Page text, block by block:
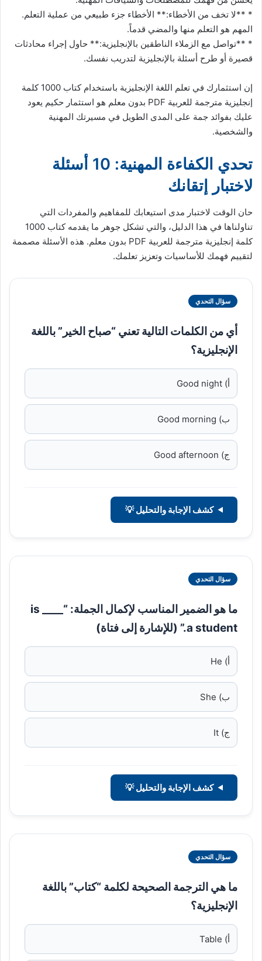
* **لا تخف من الأخطاء:** الأخطاء جزء طبيعي من عملية التعلم.
المهم هو التعلم منها والمضي قدماً.
* **تواصل مع الزملاء الناطقين بالإنجليزية:** حاول إجراء محادثات
قصيرة أو طرح أسئلة بالإنجليزية لتدريب نفسك.
إن استثمارك في تعلم اللغة الإنجليزية باستخدام كتاب 1000 كلمة
إنجليزية مترجمة للعربية PDF بدون معلم هو استثمار حكيم يعود
عليك بفوائد جمة على المدى الطويل في مسيرتك المهنية
والشخصية.
تحدي الكفاءة المهنية: 10 أسئلة
لاختبار إتقانك
حان الوقت لاختبار مدى استيعابك للمفاهيم والمفردات التي
تناولناها في هذا الدليل، والتي تشكل جوهر ما يقدمه كتاب 1000
كلمة إنجليزية مترجمة للعربية PDF بدون معلم. هذه الأسئلة مصممة
لتقييم فهمك للأساسيات وتعزيز تعلمك.
سؤال التحدي
أي من الكلمات التالية تعني “صباح الخير” باللغة
الإنجليزية؟
أ) Good night
ب) Good morning
ج) Good afternoon
كشف الإجابة والتحليل 💡
سؤال التحدي
ما هو الضمير المناسب لإكمال الجملة: “____ is
a student.” (للإشارة إلى فتاة)
أ) He
ب) She
ج) It
كشف الإجابة والتحليل 💡
سؤال التحدي
ما هي الترجمة الصحيحة لكلمة “كتاب” باللغة
الإنجليزية؟
أ) Table